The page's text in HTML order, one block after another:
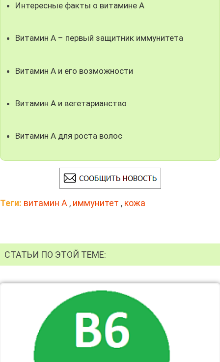
Интересные факты о витамине А
Витамин А – первый защитник иммунитета
Витамин А и его возможности
Витамин А и вегетарианство
Витамин А для роста волос
Теги: витамин А , иммунитет , кожа
СТАТЬИ ПО ЭТОЙ ТЕМЕ: